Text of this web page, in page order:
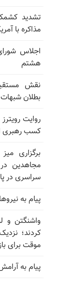
تشدید
مذاکره با
اجلاس
هشتم
بطلان
روایت
کسب رهبری
برگزاری
مجاهدین
سراسری در
پیام به نیروهای
واشنگتن و
کردند؛
موقت برای
پیام به